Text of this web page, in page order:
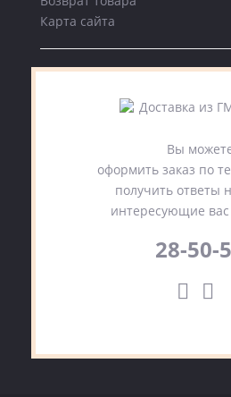
Карта сайта
Вы
оформить заказ по
получить ответы
интересующие
28-50-